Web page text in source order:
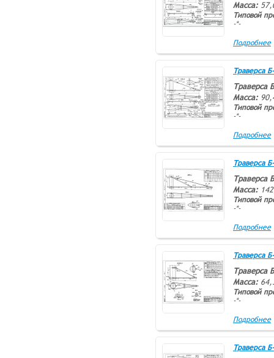
Масса:
Типовой
-*-
Подробнее
Траверса
Траверса
Масса:
Типовой
-*-
Подробнее
Траверса
Траверса
Масса:
Типовой
-*-
Подробнее
Траверса
Траверса
Масса:
Типовой
-*-
Подробнее
Траверса